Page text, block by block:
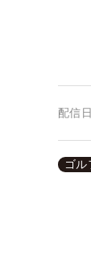
配信
ゴル